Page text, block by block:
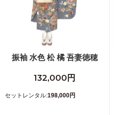
振袖 水色 松 橘 吾妻徳穂
132,000円
セットレンタル:198,000円